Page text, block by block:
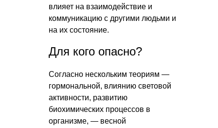
влияет на взаимодействие и
коммуникацию с другими людьми и
на их состояние.
Для кого опасно?
Согласно нескольким теориям —
гормональной, влиянию световой
активности, развитию
биохимических процессов в
организме, — весной